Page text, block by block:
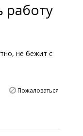
работу
не бежит с
Пожаловаться